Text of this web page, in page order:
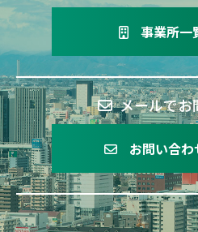
事業所一
メールでお
お問い合